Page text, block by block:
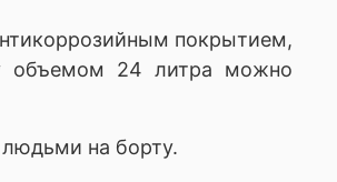
покрытием,
объемом 24 литра можно
на борту.